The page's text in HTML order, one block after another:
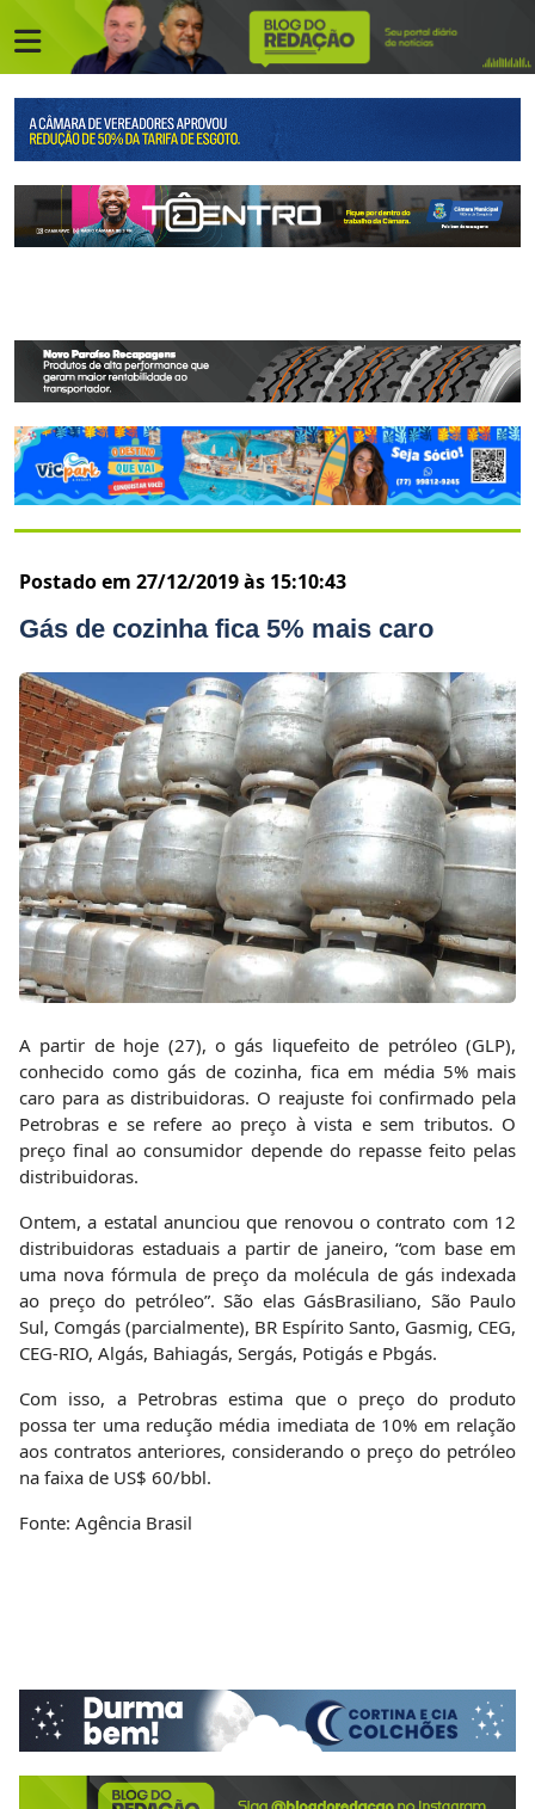
Postado em 27/12/2019 às 15:10:43
Gás de cozinha fica 5% mais caro
A partir de hoje (27), o gás liquefeito de petróleo (GLP),
conhecido como gás de cozinha, fica em média 5% mais
caro para as distribuidoras. O reajuste foi confirmado pela
Petrobras e se refere ao preço à vista e sem tributos. O
preço final ao consumidor depende do repasse feito pelas
distribuidoras.
Ontem, a estatal anunciou que renovou o contrato com 12
distribuidoras estaduais a partirde janeiro, “com base em
uma nova fórmula de preço da molécula de gás indexada
ao preço do petróleo”. São elas GásBrasiliano, São Paulo
Sul, Comgás (parcialmente), BR Espírito Santo, Gasmig, CEG,
CEG-RIO, Algás, Bahiagás, Sergás, Potigás e Pbgás.
Com isso, a Petrobras estima que o preço do produto
possater uma redução média imediata de 10% em relação
aos contratos anteriores, considerando o preço do petróleo
na faixa de US$ 60/bbl.
Fonte: Agência Brasil